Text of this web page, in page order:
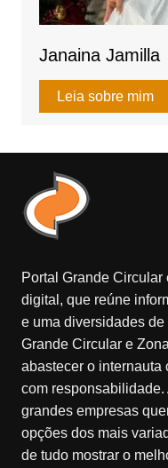
Janaina Jamilla
Leia sobre mim
Portal Grande
digital, que reúne
e uma diversidades
Grande Circular e
abastecer o internauta
com
grandes empresas
opções dos mais
de tudo mostrar o